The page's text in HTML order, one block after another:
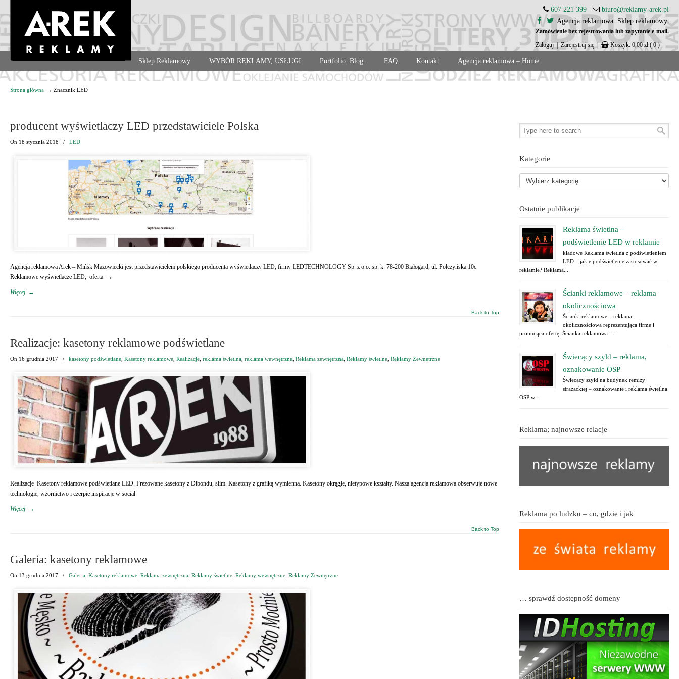
Agencja reklamowa. Reklama – usługi, druk
607 221 399
biuro@reklamy-arek.pl
Agencja reklamowa. Sklep reklamowy.
Zamówienie bez rejestrowania lub zapytanie e-mail.
Zaloguj | Zarejestruj się | Koszyk: 0,00zł ( 0 )
Sklep Reklamowy WYBÓR REKLAMY, USŁUGI Portfolio. Blog. FAQ Kontakt Agencja reklamowa – Home
Strona główna → Znacznik:LED
producent wyświetlaczy LED przedstawiciele Polska
On 18 stycznia 2018 / LED
Agencja reklamowa Arek – Mińsk Mazowiecki jest przedstawicielem polskiego producenta wyświetlaczy LED, firmy LEDTECHNOLOGY Sp. z o.o. sp. k. 78-200 Białogard, ul. Połczyńska 10c
Reklamowe wyświetlacze LED, oferta →
Więcej →
Back to Top
Realizacje: kasetony reklamowe podświetlane
On 16 grudnia 2017 / kasetony podświetlane Kasetony reklamowe Realizacje reklama świetlna reklama wewnętrzna Reklama zewnętrzna Reklamy świetlne Reklamy Zewnętrzne
Realizacje Kasetony reklamowe podświetlane LED. Frezowane kasetony z Dibondu, slim. Kasetony z grafiką wymienną. Kasetony okrągłe, nietypowe kształty. Nasza agencja reklamowa obserwuje nowe
technologie, wzornictwo i czerpie inspiracje w social
Więcej →
Back to Top
Galeria: kasetony reklamowe
On 13 grudnia 2017 / Galeria Kasetony reklamowe Reklama zewnętrzna Reklamy świetlne Reklamy wewnętrzne Reklamy Zewnętrzne
Kategorie
Ostatnie publikacje
Reklama świetlna –
podświetlenie LED w reklamie
kładowe Reklama świetlna z podświetleniem
LED – jakie podświetlenie zastosować w
reklamie? Reklama...
Ścianki reklamowe – reklama
okolicznościowa
Ścianki reklamowe – reklama
okolicznościowa reprezentująca firmę i
promująca ofertę. Ścianka reklamowa –...
Świecący szyld – reklama,
oznakowanie OSP
Świecący szyld na budynek remizy
strażackiej – oznakowanie i reklama świetlna
OSP w...
Reklama; najnowsze relacje
Reklama po ludzku – co, gdzie i jak
… sprawdź dostępność domeny